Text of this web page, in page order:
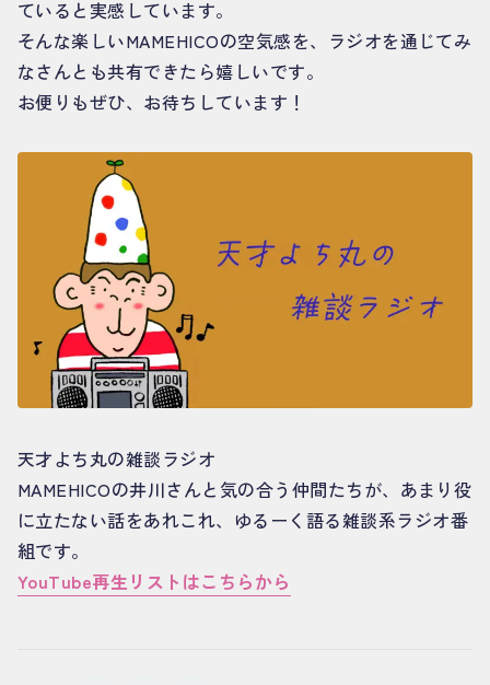
ていると実感しています。
そんな楽しいMAMEHICOの空気感を、ラジオを通じてみ
なさんとも共有できたら嬉しいです。
お便りもぜひ、お待ちしています！
天才よち丸の雑談ラジオ
MAMEHICOの井川さんと気の合う仲間たちが、あまり役
に立たない話をあれこれ、ゆるーく語る雑談系ラジオ番
組です。
YouTube再生リストはこちらから